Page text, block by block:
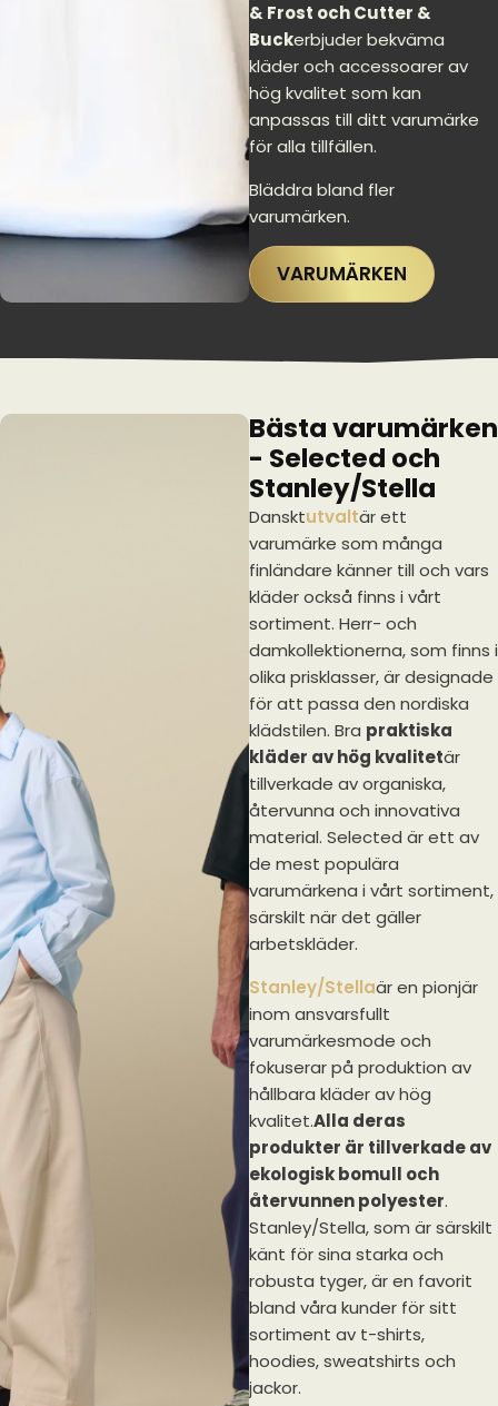
& Frost och Cutter &
Buckerbjuder bekväma
kläder och accessoarer av
hög kvalitet som kan
anpassas till ditt varumärke
för alla tillfällen.
Bläddra bland fler
varumärken.
VARUMÄRKEN
Bästa varumärken
- Selected och
Stanley/Stella
Dansktutvaltär ett
varumärke som många
finländare känner till och vars
kläder också finns i vårt
sortiment. Herr- och
damkollektionerna, som finns i
olika prisklasser, är designade
för att passa den nordiska
klädstilen. Bra praktiska
kläder av hög kvalitetär
tillverkade av organiska,
återvunna och innovativa
material. Selected är ett av
de mest populära
varumärkena i vårt sortiment,
särskilt när det gäller
arbetskläder.
Stanley/Stellaär en pionjär
inom ansvarsfullt
varumärkesmode och
fokuserar på produktion av
hållbara kläder av hög
kvalitet.Alla deras
produkter är tillverkade av
ekologisk bomull och
återvunnen polyester.
Stanley/Stella, som är särskilt
känt för sina starka och
robusta tyger, är en favorit
bland våra kunder för sitt
sortiment av t-shirts,
hoodies, sweatshirts och
jackor.